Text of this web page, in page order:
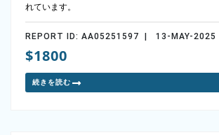
れています。
REPORT ID: AA05251597 | 13-MAY-2025
$1800
続きを読む